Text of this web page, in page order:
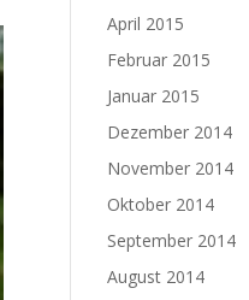
April 2015
Februar 2015
Januar 2015
Dezember 2014
November 2014
Oktober 2014
September 2014
August 2014